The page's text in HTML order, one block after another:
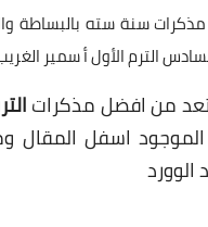
سنة سته بالبساطة
الترم الأول أ سمير
من افضل مذكرات
الوورد